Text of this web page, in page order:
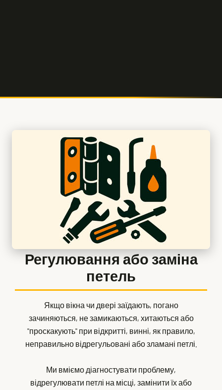
Регулювання або заміна
петель
Якщо вікна чи двері заїдають, погано
зачиняються, не замикаються, хитаються або
"проскакують" при відкритті, винні, як правило,
неправильно відрегульовані або зламані петлі.
Ми вміємо діагностувати проблему,
відрегулювати петлі на місці, замінити їх або